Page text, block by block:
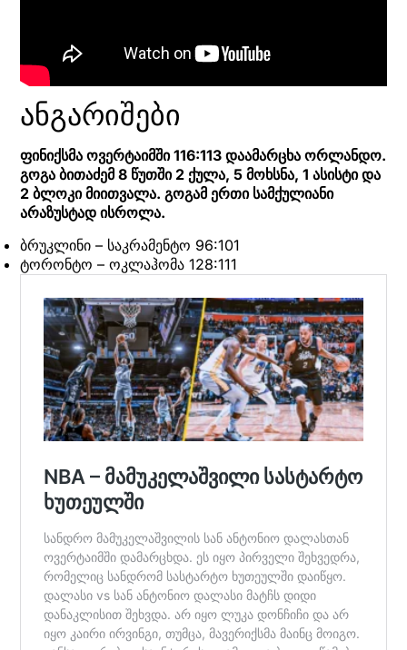
ანგარიშები
ფინიქსმა ოვერტაიმში 116:113 დაამარცხა ორლანდო.
გოგა ბითაძემ 8 წუთში 2 ქულა, 5 მოხსნა, 1 ასისტი და
2 ბლოკი მიითვალა. გოგამ ერთი სამქულიანი
არაზუსტად ისროლა.
ბრუკლინი – საკრამენტო 96:101
ტორონტო – ოკლაჰომა 128:111